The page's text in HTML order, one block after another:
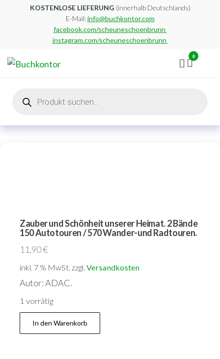
KOSTENLOSE LIEFERUNG (innerhalb Deutschlands)
E-Mail:info@buchkontor.com
facebook.com/scheuneschoenbrunn
instagram.com/scheuneschoenbrunn
0
search
Zauber und Schönheit unserer Heimat. 2 Bände
150 Autotouren / 570 Wander-und Radtouren.
11,90€
inkl. 7 % MwSt. zzgl. Versandkosten
Autor: ADAC.
1 vorrätig
Zauber
und
In den Warenkorb